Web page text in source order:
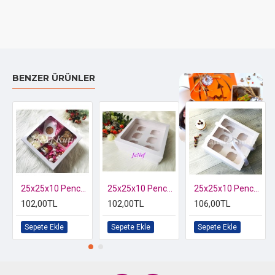
BENZER ÜRÜNLER
102,00TL
Sepete Ekle
102,00TL
Sepete Ekle
106,00TL
Sepete Ekle
Özel kutusunda 2 li Kelebek Biblo